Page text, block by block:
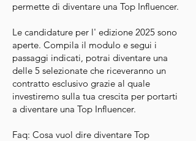
permette di diventare una Top Influencer.
Le candidature per l' edizione 2025 sono
aperte. Compila il modulo e segui i
passaggi indicati, potrai diventare una
delle 5 selezionate che riceveranno un
contratto esclusivo grazie al quale
investiremo sulla tua crescita per portarti
a diventare una Top Influencer.
​Faq: Cosa vuol dire diventare Top